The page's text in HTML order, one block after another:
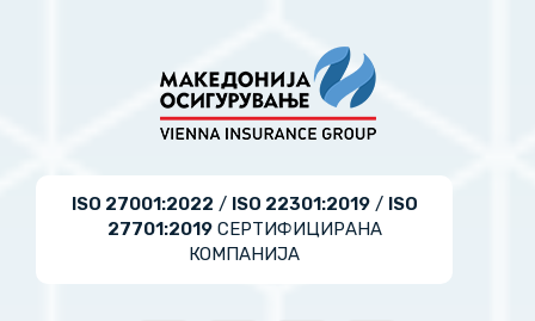
ISO 27001:2022 / ISO 22301:2019/ ISO
27701:2019СЕРТИФИЦИРАНА
КОМПАНИЈА